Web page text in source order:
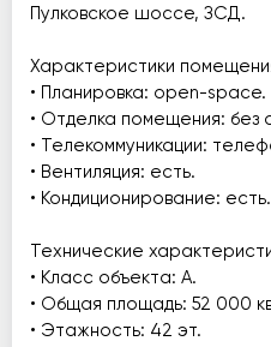
Пулковское шоссе, ЗСД.
Характеристики
• Планировка: open-space.
• Отделка помещения: без
• Телекоммуникации:
• Вентиляция: есть.
• Кондиционирование: есть.
Технические
• Класс объекта: А.
• Общая площадь: 52 000
• Этажность: 42 эт.